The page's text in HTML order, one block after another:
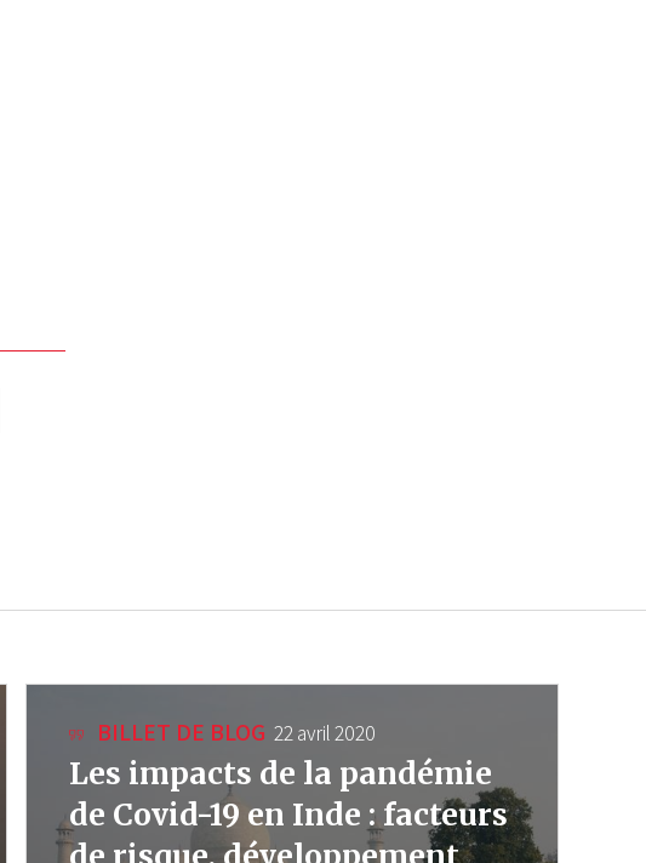
BILLET DE BLOG 22 avril 2020
Les impacts de la pandémie
de Covid-19 en Inde : facteurs